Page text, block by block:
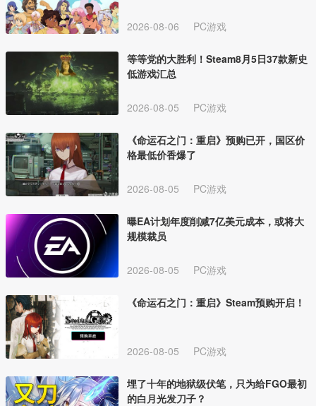
2026-08-06 PC游戏
等等党的大胜利！Steam8月5日37款新史
低游戏汇总
2026-08-05 PC游戏
《命运石之门：重启》预购已开，国区价
格最低价香爆了
2026-08-05 PC游戏
曝EA计划年度削减7亿美元成本，或将大
规模裁员
2026-08-05 PC游戏
《命运石之门：重启》Steam预购开启！
2026-08-05 PC游戏
埋了十年的地狱级伏笔，只为给FGO最初
的白月光发刀子？